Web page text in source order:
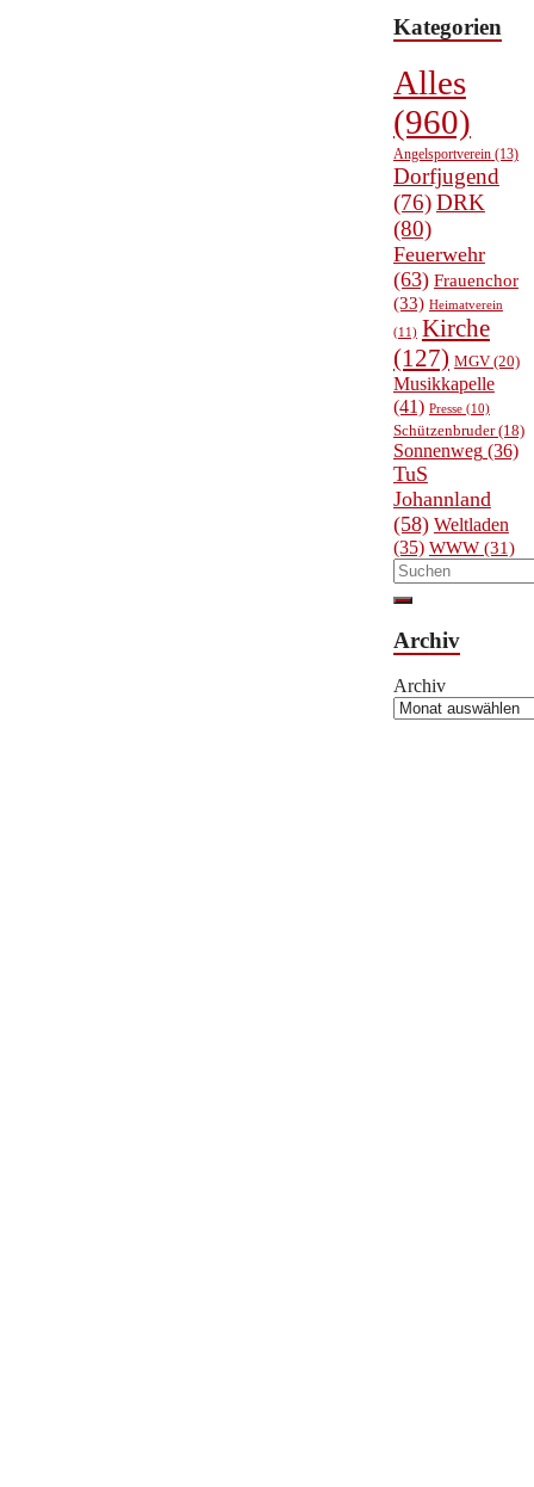
Kategorien
Alles
(960)
Angelsportverein(13)
Dorfjugend
(76)DRK
(80)
Feuerwehr
(63) Frauenchor
(33) Heimatverein
(11) Kirche
(127) MGV(20)
Musikkapelle
(41) Presse(10)
Schützenbruder(18)
Sonnenweg(36)
TuS
Johannland
(58) Weltladen
(35) WWW(31)
Archiv
Archiv